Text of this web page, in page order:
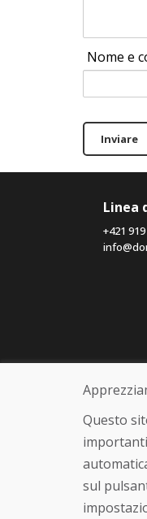
Nome e
Inviare
Linea
+421
Questo
sul